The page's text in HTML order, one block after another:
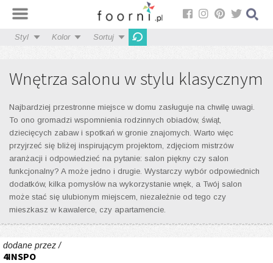
Styl Kolor Sortuj
Wnętrza salonu w stylu klasycznym
Najbardziej przestronne miejsce w domu zasługuje na chwilę uwagi.
To ono gromadzi wspomnienia rodzinnych obiadów, świąt,
dziecięcych zabaw i spotkań w gronie znajomych. Warto więc
przyjrzeć się bliżej inspirującym projektom, zdjęciom mistrzów
aranżacji i odpowiedzieć na pytanie: salon piękny czy salon
funkcjonalny? A może jedno i drugie. Wystarczy wybór odpowiednich
dodatków, kilka pomysłów na wykorzystanie wnęk, a Twój salon
może stać się ulubionym miejscem, niezależnie od tego czy
mieszkasz w kawalerce, czy apartamencie.
dodane przez /
4INSPO